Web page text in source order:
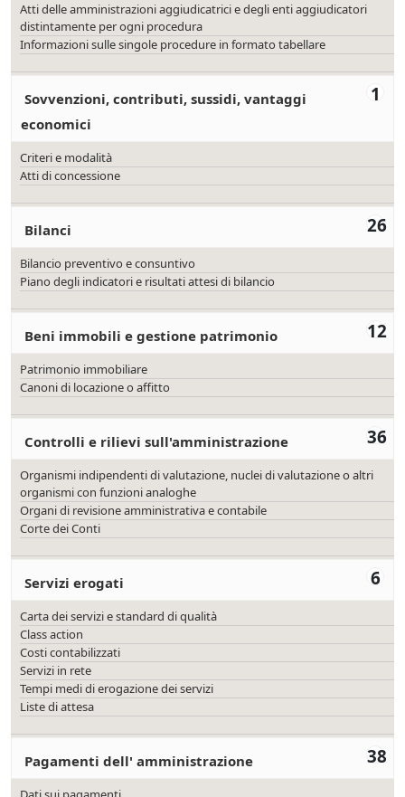
Atti delle amministrazioni aggiudicatrici e degli enti aggiudicatori
distintamente per ogni procedura
Informazioni sulle singole procedure in formato tabellare
1
Sovvenzioni, contributi, sussidi, vantaggi
economici
Criteri e modalità
Atti di concessione
26
Bilanci
Bilancio preventivo e consuntivo
Piano degli indicatori e risultati attesi di bilancio
12
Beni immobili e gestione patrimonio
Patrimonio immobiliare
Canoni di locazione o affitto
36
Controlli e rilievi sull'amministrazione
Organismi indipendenti di valutazione, nuclei di valutazione o altri
organismi con funzioni analoghe
Organi di revisione amministrativa e contabile
Corte dei Conti
6
Servizi erogati
Carta dei servizi e standard di qualità
Class action
Costi contabilizzati
Servizi in rete
Tempi medi di erogazione dei servizi
Liste di attesa
38
Pagamenti dell' amministrazione